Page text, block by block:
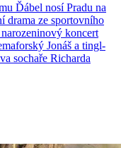
Ďábel nosí Pradu na
drama ze sportovního
koncert
Jonáš a tingl-
sochaře Richarda